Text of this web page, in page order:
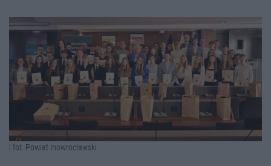
| fot. Powiat Inowrocławski